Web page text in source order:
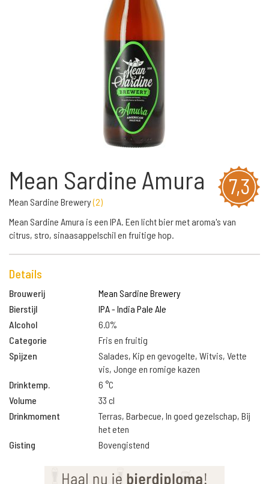
7,3
Mean Sardine Amura
Mean Sardine Brewery(2)
Mean Sardine Amura is een IPA. Een licht bier met aroma's van
citrus, stro, sinaasappelschil en fruitige hop.
Details
Brouwerij
Mean Sardine Brewery
Bierstijl
IPA - India Pale Ale
Alcohol
6.0%
Categorie
Fris en fruitig
Spijzen
Salades, Kip en gevogelte, Witvis, Vette
vis, Jonge en romige kazen
Drinktemp.
6 °C
Volume
33 cl
Drinkmoment
Terras, Barbecue, In goed gezelschap, Bij
het eten
Gisting
Bovengistend